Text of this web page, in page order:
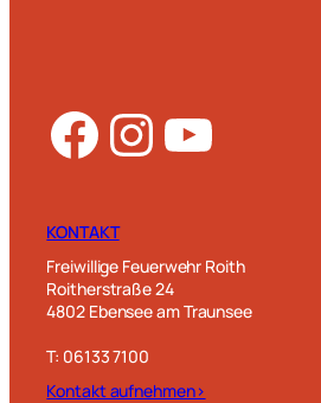
Facebook InstagramYouTube
KONTAKT
Freiwillige Feuerwehr Roith
Roitherstraße 24
4802 Ebensee am Traunsee
T: 06133 7100
Kontakt aufnehmen>